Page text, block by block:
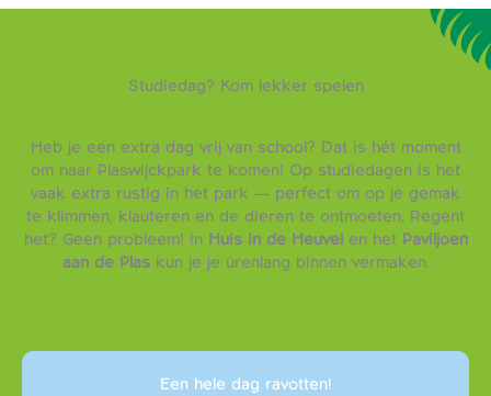
Studiedag? Kom lekker spelen
Heb je een extra dag vrij van school? Dat is hét moment
om naar Plaswijckpark te komen! Op studiedagen is het
vaak extra rustig in het park — perfect om op je gemak
te klimmen, klauteren en de dieren te ontmoeten. Regent
het? Geen probleem! In Huis in de Heuvelen het Paviljoen
aan de Plaskun je je úrenlang binnen vermaken.
Een hele dag ravotten!